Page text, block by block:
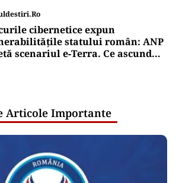
cibernetice expun
statului român: ANP
scenariul e‑Terra. Ce ascund
Articole Importante